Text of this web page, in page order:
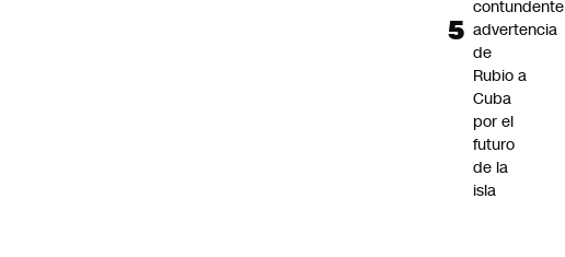
contundente
advertencia
de
Rubio a
Cuba
por el
futuro
de la
isla